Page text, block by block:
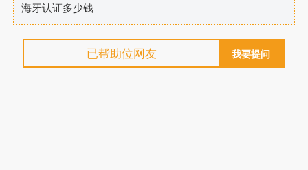
海牙认证多少钱
已帮助位网友 我要提问